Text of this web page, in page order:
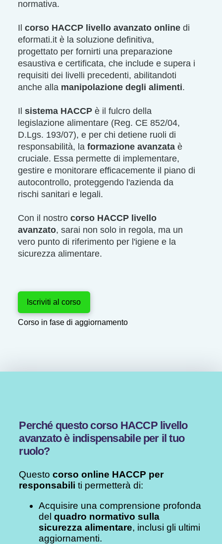
Perché questo corso HACCP livello
avanzato è indispensabile per il tuo
ruolo?
Questocorso online HACCP per
responsabili ti permetterà di:
Acquisire una comprensione profonda
delquadro normativo sulla
sicurezza alimentare, inclusi gli ultimi
aggiornamenti.
normativa.
Il corso HACCP livello avanzato onlinedi
eformati.it è la soluzione definitiva,
progettato per fornirti una preparazione
esaustiva e certificata, che include e supera i
requisiti dei livelli precedenti, abilitandoti
anche alla manipolazione degli alimenti.
Il sistema HACCPè il fulcro della
legislazione alimentare (Reg. CE 852/04,
D.Lgs. 193/07), e per chi detiene ruoli di
responsabilità, la formazione avanzataè
cruciale. Essa permette di implementare,
gestire e monitorare efficacemente il piano di
autocontrollo, proteggendo l'azienda da
rischi sanitari e legali.
Con il nostro corso HACCP livello
avanzato, sarai non solo in regola, ma un
vero punto di riferimento per l'igiene e la
sicurezza alimentare.
Iscriviti al corso
Corso in fase di aggiornamento